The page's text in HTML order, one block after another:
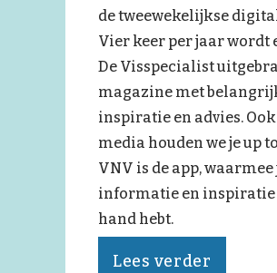
de tweewekelijkse
Vier keer per jaar wordt
De Visspecialist
magazine met
inspiratie en advies.
media houden we je up
VNV is de app, waarmee
informatie en
hand hebt.
Lees verder